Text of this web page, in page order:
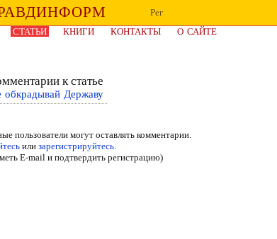
Рег
СТАТЬИ КНИГИ КОНТАКТЫ О САЙТЕ
к статье
обкрадывай Державу
пользователи могут оставлять комментарии.
или зарегистрируйтесь.
E-mail и подтвердить регистрацию)